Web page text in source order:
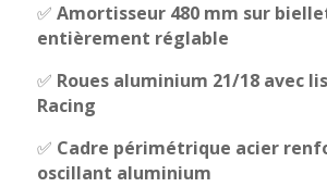
✅ Amortisseur 480 mm sur
entièrement réglable
✅ Roues aluminium 21/18 avec
Racing
✅ Cadre périmétrique acier
oscillant aluminium